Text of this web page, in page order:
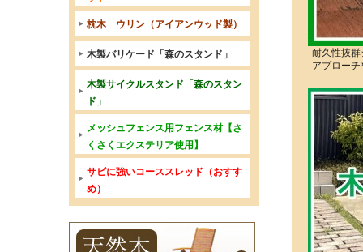
耐久性抜
アプロー
枕木 ウリン（アイアンウッド製）
木製バリケード「森のスタンド」
木製サイクルスタンド「森のスタン
ド」
メッシュフェンス用フェンス材【さ
くさくエクステリア使用】
サビに強いコーススレッド（おすす
め）